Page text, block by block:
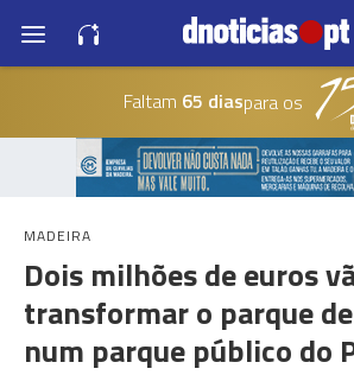
Faltam 65 diaspara os
MADEIRA
Dois milhões de euros
transformar o parque
num parque público do